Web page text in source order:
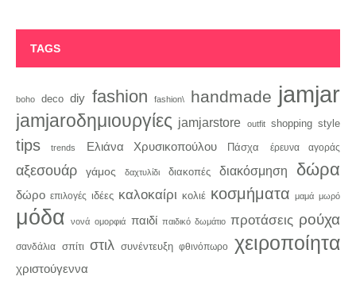
TAGS
boho deco diy fashion fashion\ handmade jamjar
jamjaroδημιουργίες jamjarstore outfit shopping style
tips trends Ελιάνα Χρυσικοπούλου Πάσχα έρευνα αγοράς
αξεσουάρ γάμος δαχτυλίδι διακοπές διακόσμηση δώρα
δώρο επιλογές ιδέες καλοκαίρι κολιέ κοσμήματα μαμά μωρό
μόδα νονά ομορφιά παιδί παιδικό δωμάτιο προτάσεις ρούχα
σανδάλια σπίτι στιλ συνέντευξη φθινόπωρο χειροποίητα
χριστούγεννα